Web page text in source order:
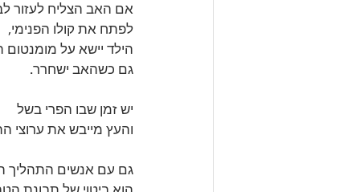
אם האב הצליח לעזור
לפתח את קולו הפנימי,
הילד יישא על
גם כשהאב ישחרר.
יש זמן שבו הפרי בשל
והעץ מייבש את ערוצי
גם עם אנשים התהליך